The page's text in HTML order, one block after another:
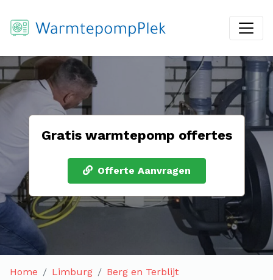
Gratis warmtepomp offertes
Offerte Aanvragen
Home Limburg Berg en Terblijt